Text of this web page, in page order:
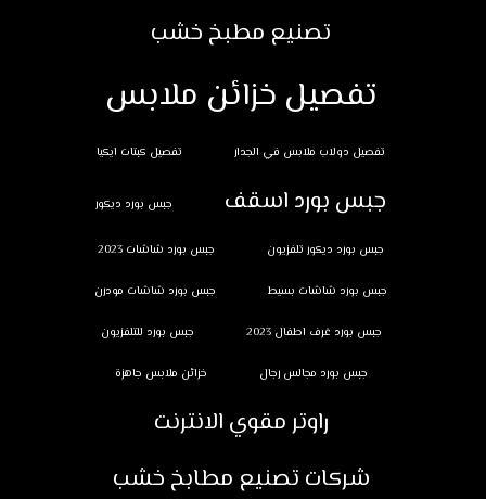
تصنيع مطبخ خشب
تفصيل خزائن ملابس
تفصيل دولاب ملابس في الجدار تفصيل كبتات ايكيا
جبس بورد اسقف جبس بورد ديكور
جبس بورد ديكور تلفزيون جبس بورد شاشات 2023
جبس بورد شاشات بسيط جبس بورد شاشات مودرن
جبس بورد غرف اطفال 2023 جبس بورد للتلفزيون
جبس بورد مجالس رجال خزائن ملابس جاهزة
راوتر مقوي الانترنت
شركات تصنيع مطابخ خشب